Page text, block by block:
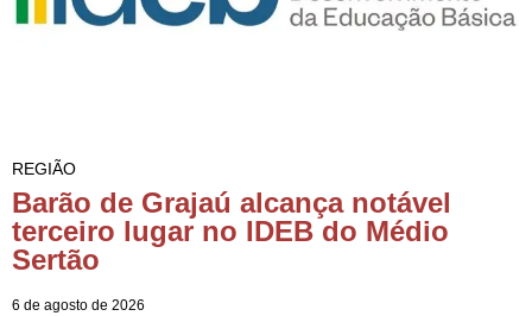
REGIÃO
Barão de Grajaú alcança notável
terceiro lugar no IDEB do Médio
Sertão
6 de agosto de 2026